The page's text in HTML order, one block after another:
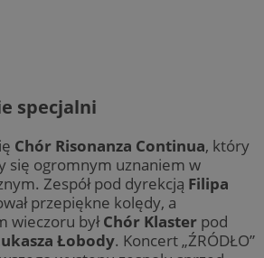
specjalni
Chór Risonanza Continua, który
się ogromnym uznaniem w
Zespół pod dyrekcją Filipa
przepiękne kolędy, a
wieczoru byłChór Klaster pod
Łobody. Koncert „ŹRÓDŁO”